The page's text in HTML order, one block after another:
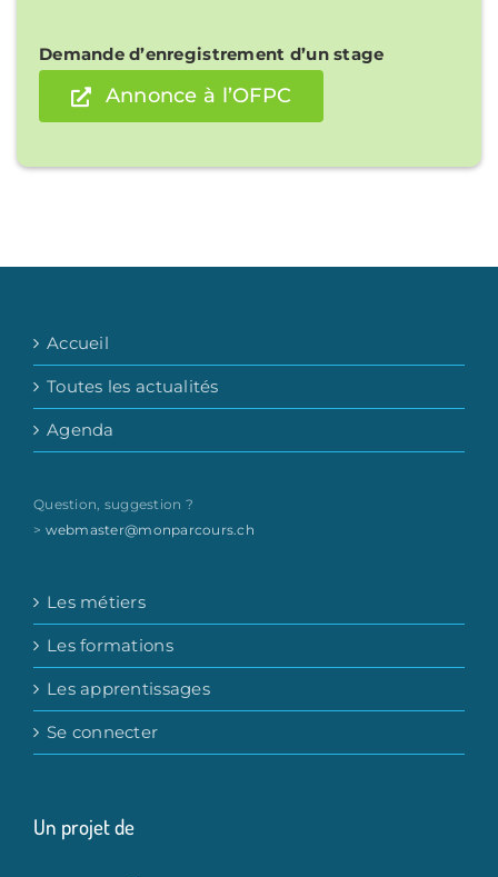
Demande d’enregistrement d’un stage
Annonce à l’OFPC
Accueil
Toutes les actualités
Agenda
Question, suggestion ?
> webmaster@monparcours.ch
Les métiers
Les formations
Les apprentissages
Se connecter
Un projet de